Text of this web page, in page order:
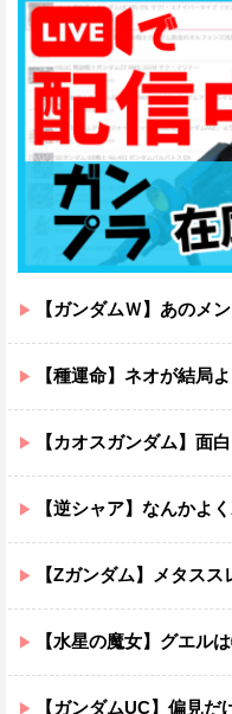
【ガンダムＷ】あのメンツのな
【種運命】ネオが結局よく分から
【カオスガンダム】面
【逆シャア】なんかよくわかんないま
【Zガンダム】メタスス
【水星の魔女】グエルは物語冒頭
【ガンダムUC】偏見だけど覚醒ユニコ